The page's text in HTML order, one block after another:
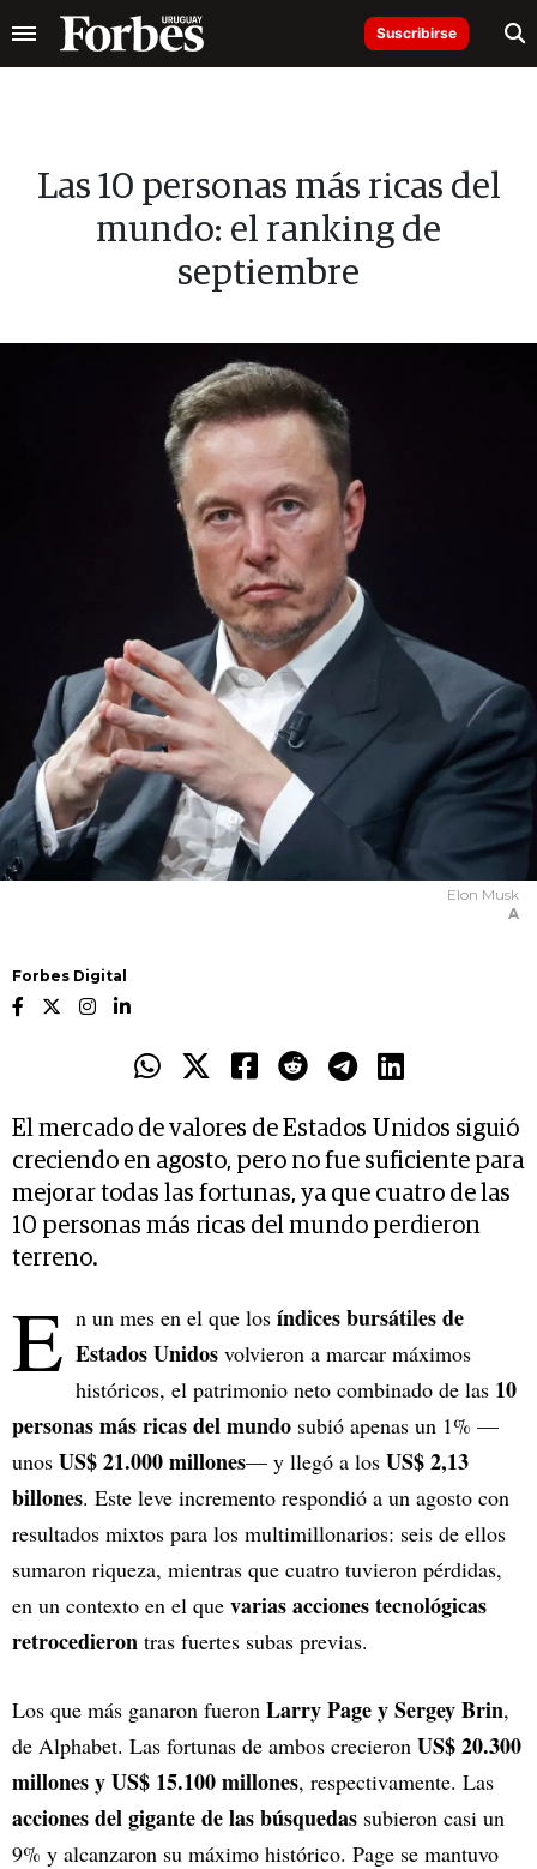
Suscribirse
Las 10 personas más ricas del
mundo: el ranking de
septiembre
Elon Musk
A
Forbes Digital
El mercado de valores de Estados Unidos siguió
creciendo en agosto, pero no fue suficiente para
mejorar todas las fortunas, ya que cuatro de las
10 personas más ricas del mundo perdieron
terreno.
E n un mes en el que los índices bursátiles de
Estados Unidos volvieron a marcar máximos
históricos, el patrimonio neto combinado de las 10
personas más ricas del mundo subió apenas un 1% —
unos US$ 21.000 millones— y llegó a los US$ 2,13
billones. Este leve incremento respondió a un agosto con
resultados mixtos para los multimillonarios: seis de ellos
sumaron riqueza, mientras que cuatro tuvieron pérdidas,
en un contexto en el que varias acciones tecnológicas
retrocedieron tras fuertes subas previas.
Los que más ganaron fueron Larry Page y Sergey Brin,
de Alphabet. Las fortunas de ambos crecieron US$ 20.300
millones y US$ 15.100 millones, respectivamente. Las
acciones del gigante de las búsquedas subieron casi un
9% y alcanzaron su máximo histórico. Page se mantuvo